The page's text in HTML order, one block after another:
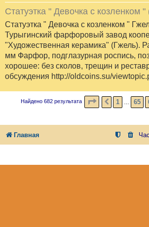
Статуэтка " Девочка с козленком
Статуэтка " Девочка с козленком "
Турыгинский фарфоровый завод
"Художественная керамика" (Гжель).
мм Фарфор, подглазурная роспись,
хорошее: без сколов, трещин и
обсуждения http://oldcoins.su/
Найдено 682 результата СТРАНИЦА 69
ПРЕД.
1 65
Главная